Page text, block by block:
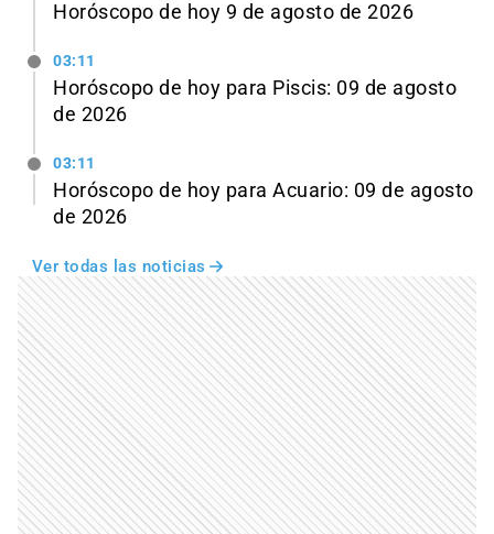
Horóscopo de hoy 9 de agosto de 2026
03:11
Horóscopo de hoy para Piscis: 09 de agosto
de 2026
03:11
Horóscopo de hoy para Acuario: 09 de agosto
de 2026
Ver todas las noticias